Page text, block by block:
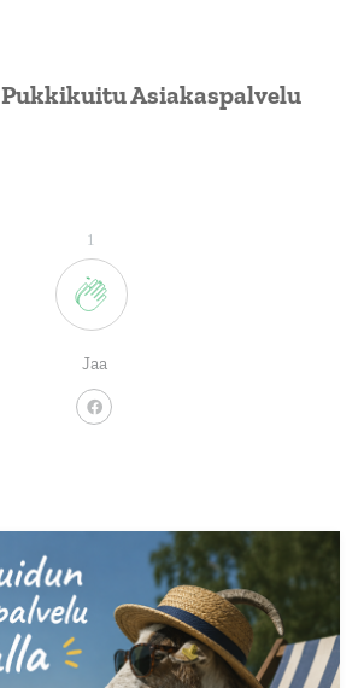
Pukkikuitu Asiakaspalvelu
1
Jaa